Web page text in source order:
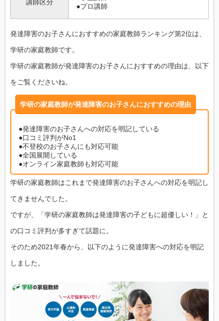
講師区分
●プロ講師
発達障害のお子さんにおすすめの家庭教師ランキング第2位は、
学研の家庭教師です。
学研の家庭教師が発達障害のお子さんにおすすめの理由は、以下
をご覧くださいね。
学研の家庭教師が発達障害のお子さんにおすすめの理由
●発達障害のお子さんへの対応を明記している
●口コミ評判がNo1
●不登校のお子さんにも対応可能
●全国展開している
●オンライン家庭教師も対応可能
学研の家庭教師はこれまで発達障害のお子さんへの対応を明記し
てきませんでした。
ですが、「学研の家庭教師は発達障害の子どもに超優しい！」と
の口コミ評判が多すぎて話題に。
そのため2021年春から、以下のように発達障害への対応を明記
しました。